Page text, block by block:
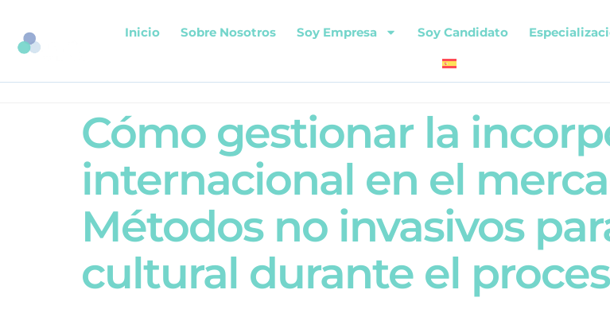
Inicio Sobre Nosotros Soy Empresa Soy Candidato
Cómo gestionar la
internacional en el
Métodos no invasivos
cultural durante el